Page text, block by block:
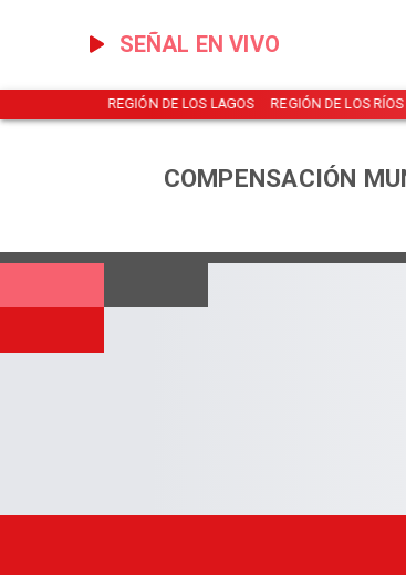
SEÑAL EN VIVO
REGIÓN DE LOS LAGOS REGIÓN DE LOS RÍOS
COMPENSACIÓN